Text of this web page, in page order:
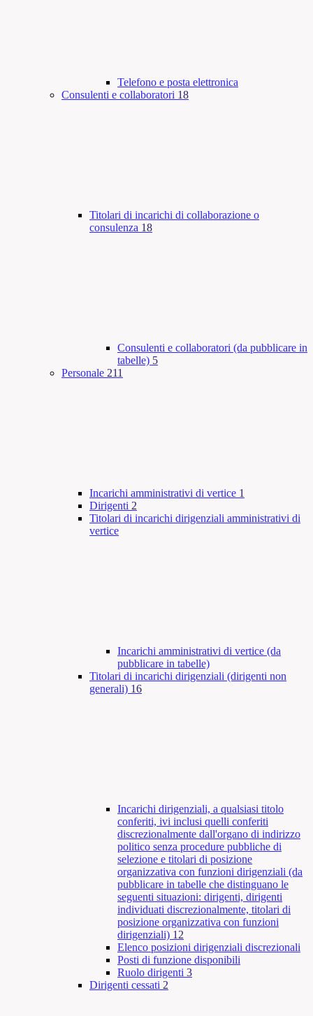
Telefono e posta elettronica
Consulenti e collaboratori 18
Titolari di incarichi di collaborazione o
consulenza 18
Consulenti e collaboratori (da pubblicare in
tabelle) 5
Personale 211
Incarichi amministrativi di vertice 1
Dirigenti 2
Titolari di incarichi dirigenziali amministrativi di
vertice
Incarichi amministrativi di vertice (da
pubblicare in tabelle)
Titolari di incarichi dirigenziali (dirigenti non
generali) 16
Incarichi dirigenziali, a qualsiasi titolo
conferiti, ivi inclusi quelli conferiti
discrezionalmente dall'organo di indirizzo
politico senza procedure pubbliche di
selezione e titolari di posizione
organizzativa con funzioni dirigenziali (da
pubblicare in tabelle che distinguano le
seguenti situazioni: dirigenti, dirigenti
individuati discrezionalmente, titolari di
posizione organizzativa con funzioni
dirigenziali) 12
Elenco posizioni dirigenziali discrezionali
Posti di funzione disponibili
Ruolo dirigenti 3
Dirigenti cessati 2